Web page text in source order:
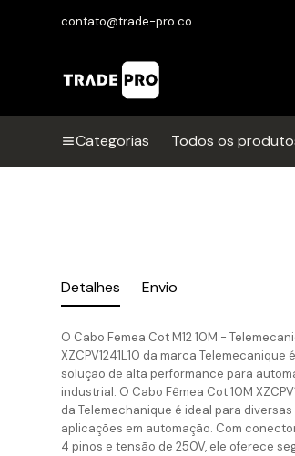
contato@trade-pro.co
Categorias Todos os
Detalhes Envio
O Cabo Femea Cot M12 10M -
XZCPV1241L10 da marca Telemecanique
solução de alta performance para
industrial. O Cabo Fêmea Cot 10M
da Telemechanique é ideal para diversas
aplicações em automação. Com
4 pinos e tensão de 250V, ele oferece